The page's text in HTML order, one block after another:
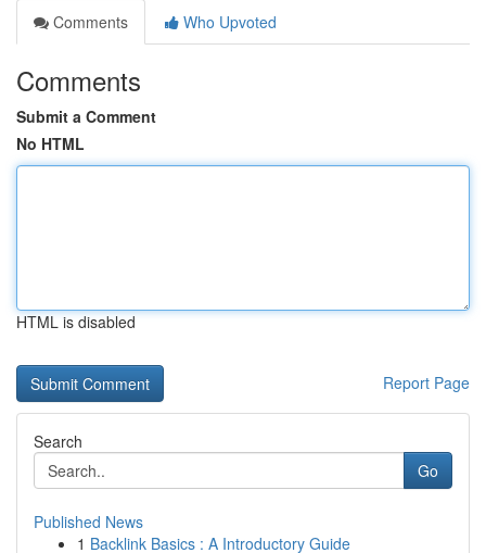
Comments
Who Upvoted
Comments
Submit a Comment
No HTML
HTML is disabled
Report Page
Search
Go
Published News
1 Backlink Basics : A Introductory Guide